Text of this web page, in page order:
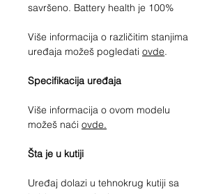
savršeno. Battery health je 100%
Više informacija o različitim stanjima
uređaja možeš pogledati ovde.
Specifikacija uređaja
Više informacija o ovom modelu
možeš naći ovde.
Šta je u kutiji
Uređaj dolazi u tehnokrug kutiji sa